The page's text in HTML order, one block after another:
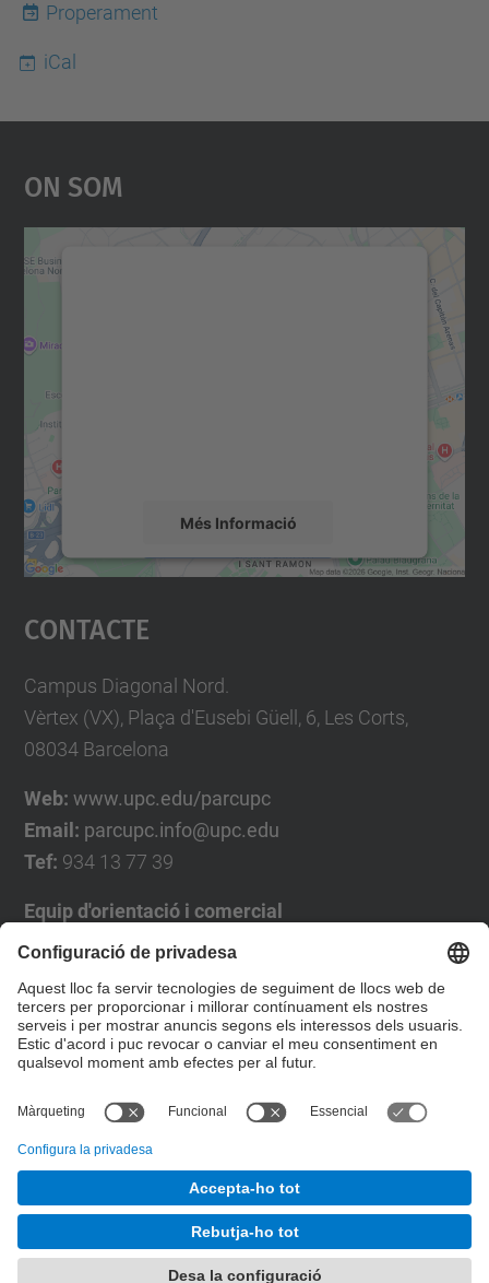
Properament
iCal
On Som
Més Informació
Accepta
powered by
Contacte
Campus Diagonal Nord.
Vèrtex (VX), Plaça d'Eusebi Güell, 6, Les Corts,
08034 Barcelona
Web: www.upc.edu/parcupc
Email: parcupc.info@upc.edu
Tef: 934 13 77 39
Equip d'orientació i comercial
José Luís Grande
Tel. 93 4137194
jose.luis.grande@upc.edu
Formulari de contacte
Desenvolupat amb